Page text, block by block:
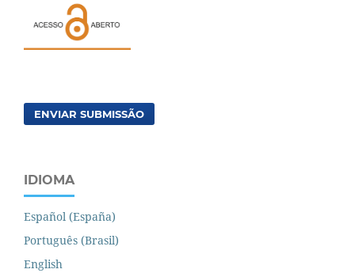
ENVIAR SUBMISSÃO
IDIOMA
Español (España)
Português (Brasil)
English